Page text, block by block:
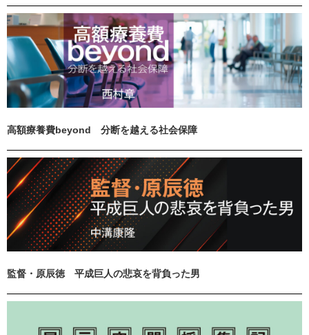
高額療養費beyond 分断を越える社会保障
監督・原辰徳 平成巨人の悲哀を背負った男